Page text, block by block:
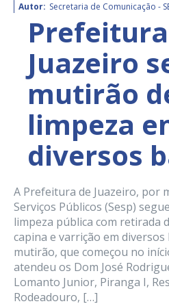
Autor: Secretaria de Comunicação -
Juazeiro
mutirão
limpeza
diversos
A Prefeitura de Juazeiro, por
Serviços Públicos (Sesp)
limpeza pública com retirada
capina e varrição em diversos
mutirão, que começou no
atendeu os Dom José
Lomanto Junior, Piranga I,
Rodeadouro, […]